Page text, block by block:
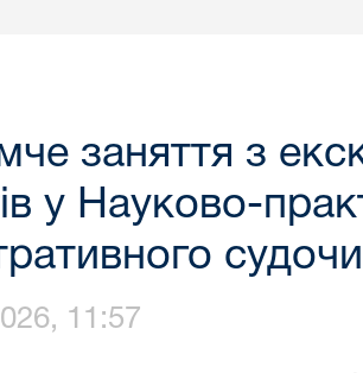
заняття з
у Науково-
11:57